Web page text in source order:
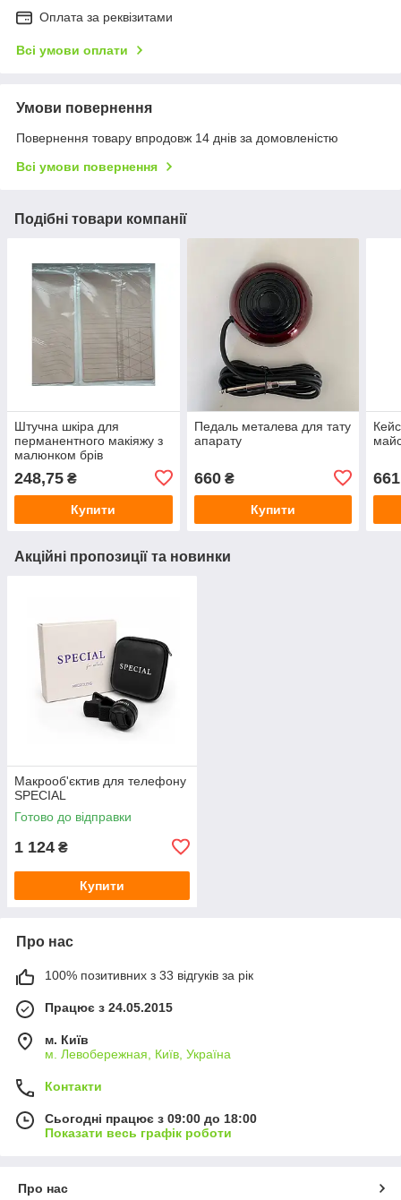
Оплата за реквізитами
Всі умови оплати
Умови повернення
Повернення товару впродовж 14 днів за домовленістю
Всі умови повернення
Подібні товари компанії
Штучна шкіра для
перманентного макіяжу з
малюнком брів
248,75 ₴
Купити
Педаль металева для тату
апарату
660₴
Купити
Акційні пропозиції та новинки
Макрооб'єктив для телефону
SPECIAL
Готово до відправки
1 124 ₴
Купити
Про нас
100% позитивних з 33 відгуків за рік
Працює з 24.05.2015
м. Київ
м. Левобережная, Київ, Україна
Контакти
Сьогодні працює з 09:00 до 18:00
Показати весь графік роботи
Про нас